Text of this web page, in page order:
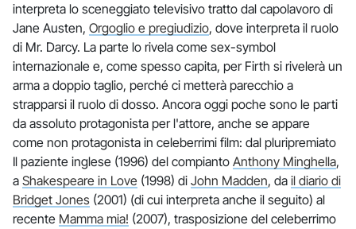
interpreta lo sceneggiato televisivo tratto dal capolavoro di
Jane Austen, Orgoglio e pregiudizio, dove interpreta il ruolo
di Mr. Darcy. La parte lo rivela come sex-symbol
internazionale e, come spesso capita, per Firth si rivelerà un
arma a doppio taglio, perché ci metterà parecchio a
strapparsi il ruolo di dosso. Ancora oggi poche sono le parti
da assoluto protagonista per l'attore, anche se appare
come non protagonista in celeberrimi film: dal pluripremiato
Il paziente inglese (1996) del compianto Anthony Minghella,
a Shakespeare in Love (1998) di John Madden, da il diario di
Bridget Jones (2001) (di cui interpreta anche il seguito) al
recente Mamma mia! (2007), trasposizione del celeberrimo